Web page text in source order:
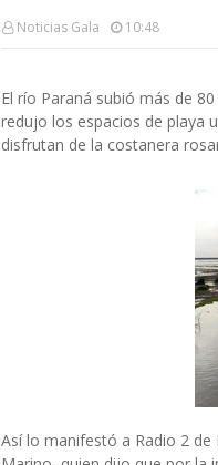
Noticias Gala 10:48
El río Paraná subió más de
redujo los espacios de playa
disfrutan de la costanera
Así lo manifestó a Radio 2 de